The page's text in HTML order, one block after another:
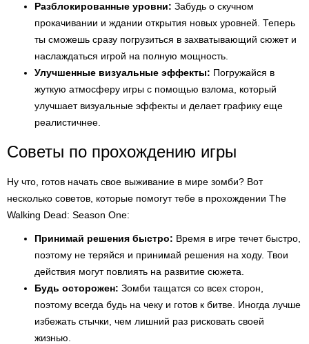
Разблокированные уровни: Забудь о скучном
прокачивании и ждании открытия новых уровней. Теперь
ты сможешь сразу погрузиться в захватывающий сюжет и
наслаждаться игрой на полную мощность.
Улучшенные визуальные эффекты: Погружайся в
жуткую атмосферу игры с помощью взлома, который
улучшает визуальные эффекты и делает графику еще
реалистичнее.
Советы по прохождению игры
Ну что, готов начать свое выживание в мире зомби? Вот
несколько советов, которые помогут тебе в прохождении The
Walking Dead: Season One:
Принимай решения быстро: Время в игре течет быстро,
поэтому не теряйся и принимай решения на ходу. Твои
действия могут повлиять на развитие сюжета.
Будь осторожен: Зомби тащатся со всех сторон,
поэтому всегда будь на чеку и готов к битве. Иногда лучше
избежать стычки, чем лишний раз рисковать своей
жизнью.